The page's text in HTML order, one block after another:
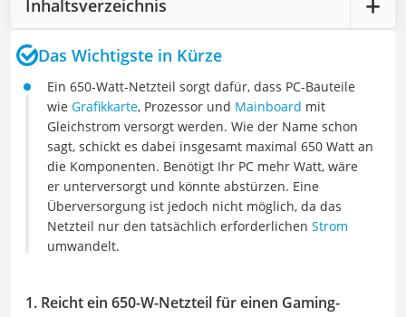
Inhaltsverzeichnis
Das Wichtigste in Kürze
Ein 650-Watt-Netzteil sorgt dafür, dass PC-Bauteile
wie Grafikkarte, Prozessor und Mainboard mit
Gleichstrom versorgt werden. Wie der Name schon
sagt, schickt es dabei insgesamt maximal 650 Watt an
die Komponenten. Benötigt Ihr PC mehr Watt, wäre
er unterversorgt und könnte abstürzen. Eine
Überversorgung ist jedoch nicht möglich, da das
Netzteil nur den tatsächlich erforderlichen Strom
umwandelt.
1. Reicht ein 650-W-Netzteil für einen Gaming-